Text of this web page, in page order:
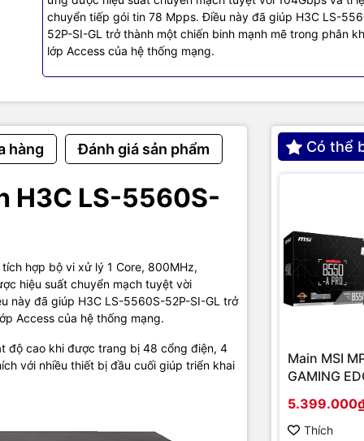
chuyển tiếp gói tin 78 Mpps. Điều này đã giúp H3C LS-
52P-SI-GL trở thành một chiến binh mạnh mẽ trong phân
lớp Access của hệ thống mạng.
hàng Đánh giá sản phẩm
H3C LS-5560S-
hợp bộ vi xử lý 1 Core, 800MHz,
hiệu suất chuyển mạch tuyệt vời
này đã giúp H3C LS-5560S-52P-SI-GL trở
Access của hệ thống mạng.
độ cao khi được trang bị 48 cổng điện, 4
với nhiều thiết bị đầu cuối giúp triển khai
Có thể
Main MSI
GAMING
Socket AM4/
onboard)
Thích
52P-SI-GL có đầy đủ các công cụ quản trị và cấu hình như cổng
các giao thức truy cập từ xa SSH, Telnet, giúp kỹ thuật viên đơn
triển khai. Ngoài ra H3C LS-5560S-52P-SI-GL còn tương thích
sát chyên biệt thông qua các nền tảng NM, chẳng hạn như Open
quản trị viên phát hiện và khắc phục sự cố nhanh chóng.
số kỹ thuật Switch H3C
52P-SI-GL
LS-5560S-52P-SI-GL
104 Gbps
78 Mpps
1 Core, 800MHz